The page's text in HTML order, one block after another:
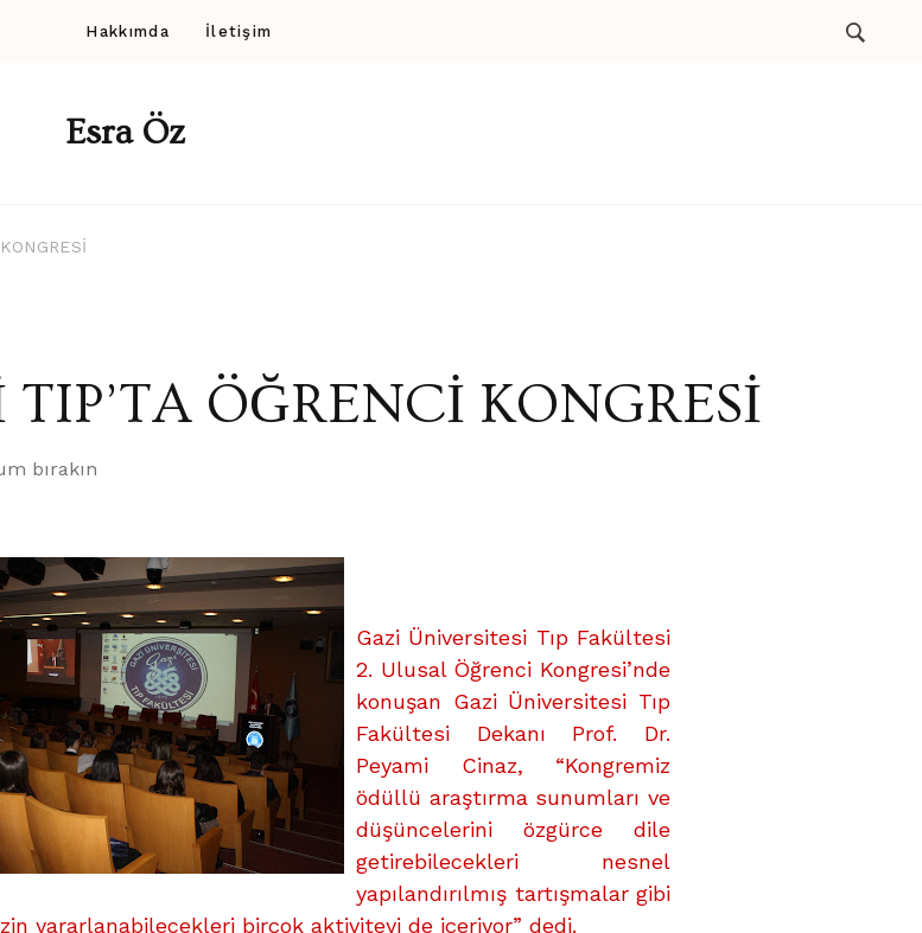
Hakkımda İletişim
Esra Öz
ÖĞRENCİ KONGRESİ
bırakın
Gazi Üniversitesi Tıp Fakültesi
2. Ulusal Öğrenci Kongresi’nde
konuşan Gazi Üniversitesi Tıp
Fakültesi Dekanı Prof. Dr.
Peyami Cinaz, “Kongremiz
ödüllü araştırma sunumları ve
düşüncelerini özgürce dile
getirebilecekleri nesnel
yapılandırılmış tartışmalar gibi
yararlanabilecekleri birçok aktiviteyi de içeriyor” dedi.